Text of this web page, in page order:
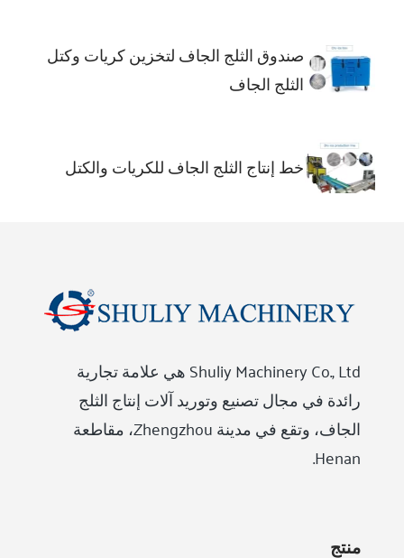
صندوق الثلج الجاف لتخزين كريات وكتل
الثلج الجاف
خط إنتاج الثلج الجاف للكريات والكتل
Shuliy Machinery Co., Ltd هي علامة تجارية
رائدة في مجال تصنيع وتوريد آلات إنتاج الثلج
الجاف، وتقع في مدينة Zhengzhou، مقاطعة
Henan.
منتج